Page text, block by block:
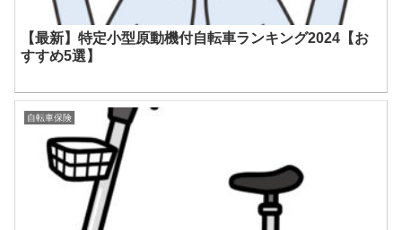
【最新】特定小型原動機付自転車ランキング2024【お
すすめ5選】
自転車保険